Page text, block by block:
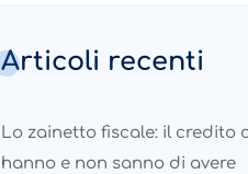
Articoli recenti
Lo zainetto fiscale: il credito
hanno e non sanno di avere